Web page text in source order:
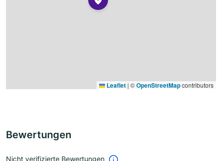
Leaflet | ©OpenStreetMapcontributors
Bewertungen
Nicht verifizierte Bewertungen